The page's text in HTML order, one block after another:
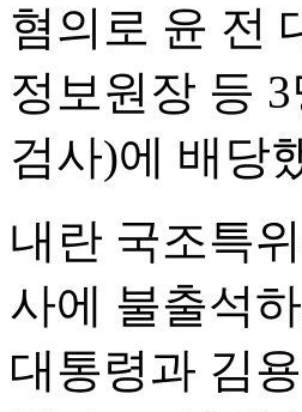
혐의로 윤 전
정보원장 등
검사)에 배당
내란 국조특
사에 불출석
대통령과 김